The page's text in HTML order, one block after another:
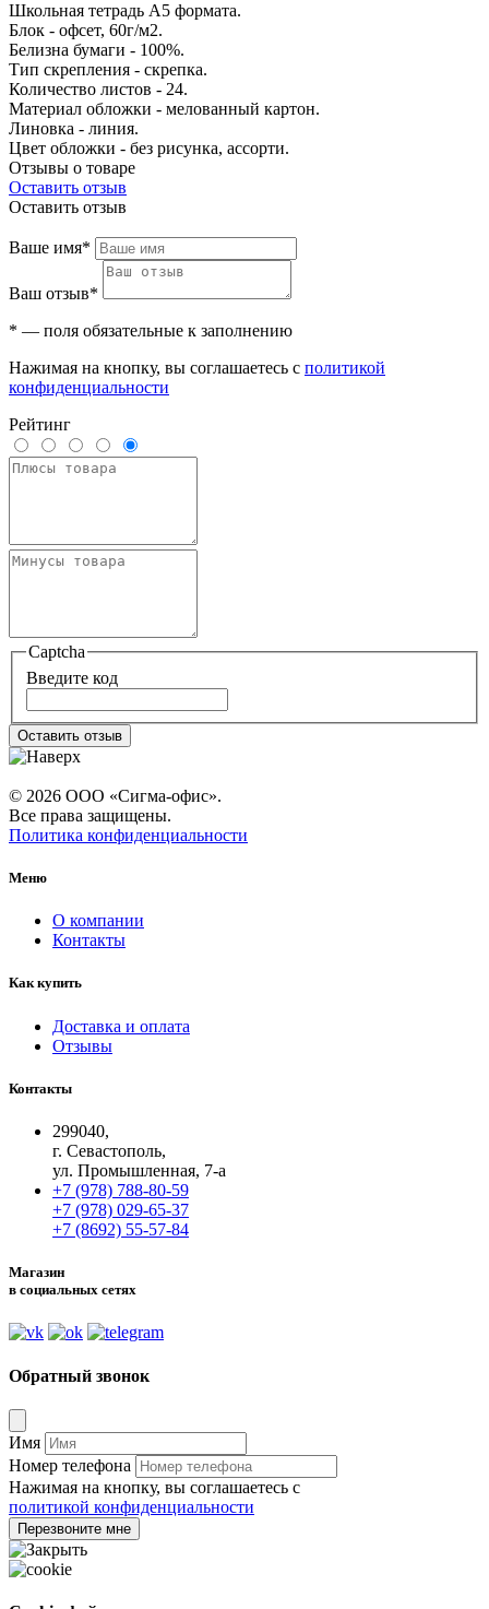
Школьная тетрадь А5 формата.
Блок - офсет, 60г/м2.
Белизна бумаги - 100%.
Тип скрепления - скрепка.
Количество листов - 24.
Материал обложки - мелованный картон.
Линовка - линия.
Цвет обложки - без рисунка, ассорти.
Отзывы о товаре
Оставить отзыв
Оставить отзыв
Ваше имя*
Ваш отзыв*
* — поля обязательные к заполнению
Нажимая на кнопку, вы соглашаетесь с политикой
конфиденциальности
Рейтинг
Captcha
Введите код
Оставить отзыв
© 2026 ООО «Сигма-офис».
Все права защищены.
Политика конфиденциальности
Меню
О компании
Контакты
Как купить
Доставка и оплата
Отзывы
Контакты
299040,
г. Севастополь,
ул. Промышленная, 7-а
+7 (978) 788-80-59
+7 (978) 029-65-37
+7 (8692) 55-57-84
Магазин
в социальных сетях
Обратный звонок
Имя
Номер телефона
Нажимая на кнопку, вы соглашаетесь с
политикой конфиденциальности
Перезвоните мне